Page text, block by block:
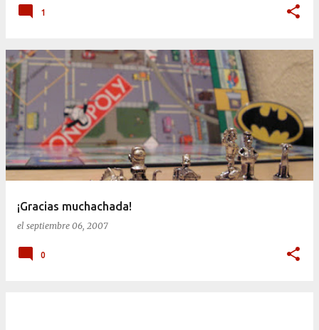
1
¡Gracias muchachada!
el septiembre 06, 2007
0